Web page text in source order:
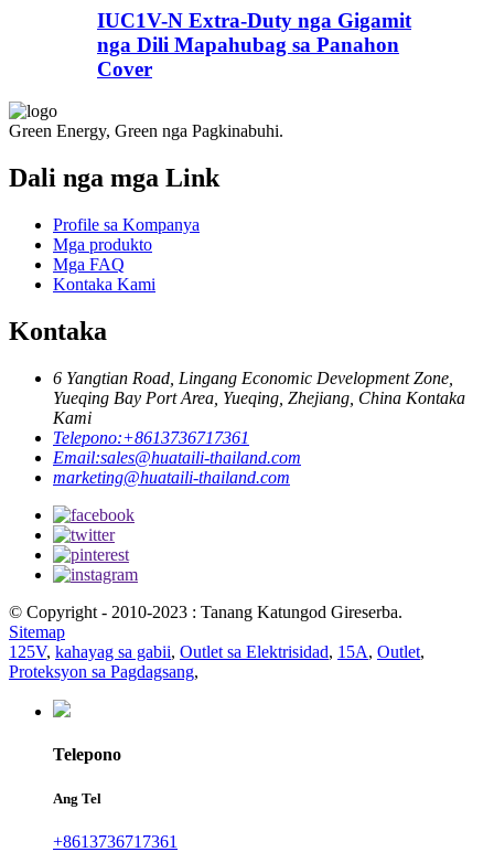
IUC1V-N Extra-Duty nga Gigamit
nga Dili Mapahubag sa Panahon
Cover
Green Energy, Green nga Pagkinabuhi.
Dali nga mga Link
Profile sa Kompanya
Mga produkto
Mga FAQ
Kontaka Kami
Kontaka
6 Yangtian Road, Lingang Economic Development Zone,
Yueqing Bay Port Area, Yueqing, Zhejiang, China Kontaka
Kami
Telepono:+8613736717361
Email:sales@huataili-thailand.com
marketing@huataili-thailand.com
© Copyright - 2010-2023 : Tanang Katungod Gireserba.
Sitemap
125V, kahayag sa gabii, Outlet sa Elektrisidad, 15A, Outlet,
Proteksyon sa Pagdagsang,
Telepono
Ang Tel
+8613736717361